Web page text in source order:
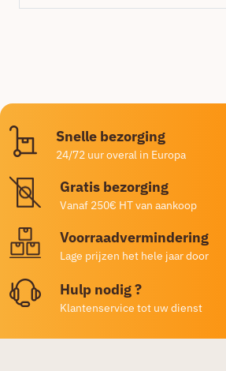
Snelle bezorging
24/72 uur overal in Europa
Gratis bezorging
Vanaf 250€ HT van aankoop
Voorraadvermindering
Lage prijzen het hele jaar door
Hulp nodig ?
Klantenservice tot uw dienst